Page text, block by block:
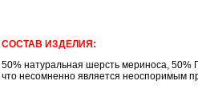
СОСТАВ ИЗДЕЛИЯ:
50% натуральная шерсть мериноса, 50%
что несомненно является неоспоримым